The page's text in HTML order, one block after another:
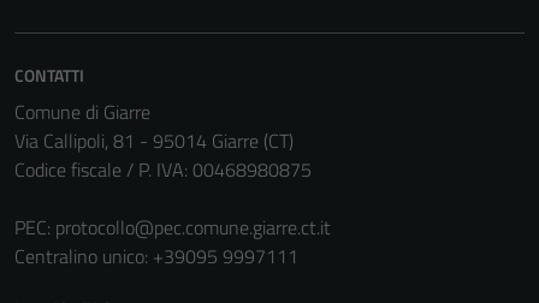
CONTATTI
Comune di Giarre
Via Callipoli, 81 - 95014 Giarre (CT)
Codice fiscale / P. IVA: 00468980875
PEC: protocollo@pec.comune.giarre.ct.it
Centralino unico: +39095 9997111
Tecnici